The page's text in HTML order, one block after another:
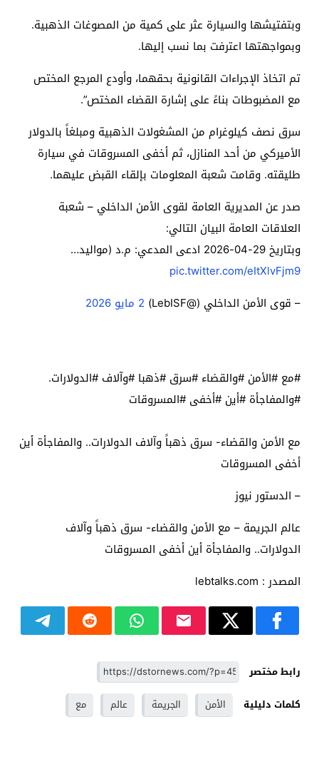
وبتفتيشها والسيارة عثر على كمية من المصوغات الذهبية.
وبمواجهتها اعترفت بما نسب إليها.
تم اتخاذ الإجراءات القانونية بحقهما، وأودع المرجع المختص
مع المضبوطات بناءً على إشارة القضاء المختص”.
سرق نصف كيلوغرام من المشغولات الذهبية ومبلغاً بالدولار
الأميركي من أحد المنازل، ثم أخفى المسروقات في سيارة
طليقته. وقامت شعبة المعلومات بإلقاء القبض عليهما.
صدر عن المديرية العامة لقوى الأمن الداخلي – شعبة
العلاقات العامة البيان التالي:
وبتاريخ 29-04-2026 ادعى المدعي: م.د (مواليد…
pic.twitter.com/eItXlvFjm9
– قوى الأمن الداخلي (@LebISF)
2 مايو 2026
#مع #الأمن #والقضاء #سرق #ذهبا #وآلاف #الدولارات.
#والمفاجأة #أين #أخفى #المسروقات
مع الأمن والقضاء- سرق ذهباً وآلاف الدولارات.. والمفاجأة أين
أخفى المسروقات
– الدستور نيوز
عالم الجريمة – مع الأمن والقضاء- سرق ذهباً وآلاف
الدولارات.. والمفاجأة أين أخفى المسروقات
المصدر : lebtalks.com
رابط مختصر
كلمات دليلية
الأمن الجريمة عالم مع